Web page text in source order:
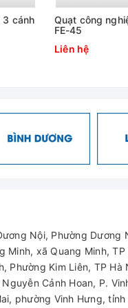
3 cánh
Quạt công
FE-45
Liên hệ
Nội, Phường Dương
Minh, xã Quang Minh, TP
Phường Kim Liên, TP Hà
Cảnh Hoan, P.
phường Vinh Hưng, tỉnh